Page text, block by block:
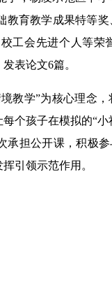
育教学成果特等
工会先进个人等荣
表论文6篇。
教学”为核心理念
个孩子在模拟的“小
担公开课，积极参
引领示范作用。